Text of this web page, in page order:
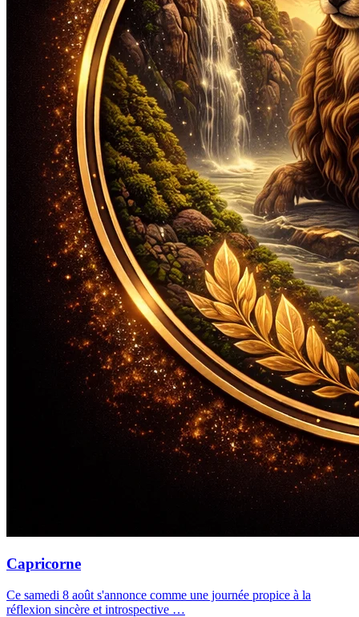
Capricorne
Ce samedi 8 août s'annonce comme une journée propice à la
réflexion sincère et introspective …